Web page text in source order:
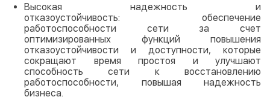
Высокая надежность и
отказоустойчивость: обеспечение
работоспособности сети за счет
оптимизированных функций повышения
отказоустойчивости и доступности, которые
сокращают время простоя и улучшают
способность сети к восстановлению
работоспособности, повышая надежность
бизнеса.